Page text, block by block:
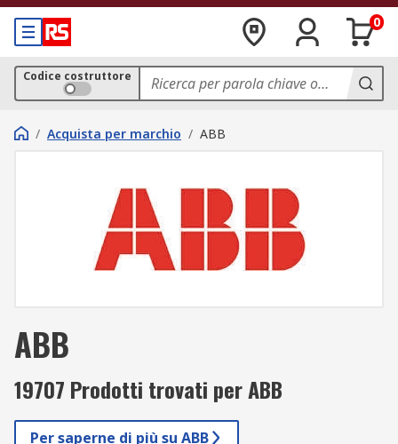
0
Codice costruttore
/ Acquista per marchio / ABB
ABB
19707 Prodotti trovati per ABB
Per saperne di più su ABB